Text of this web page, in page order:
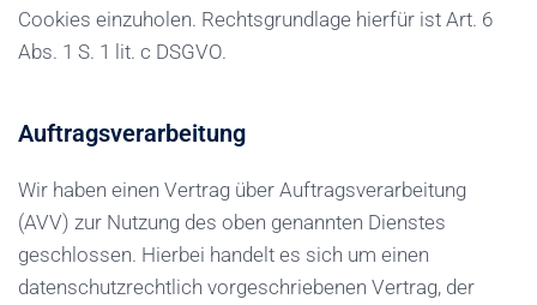
Cookies einzuholen. Rechtsgrundlage hierfür ist Art. 6
Abs. 1 S. 1 lit. c DSGVO.
Auftragsverarbeitung
Wir haben einen Vertrag über Auftragsverarbeitung
(AVV) zur Nutzung des oben genannten Dienstes
geschlossen. Hierbei handelt es sich um einen
datenschutzrechtlich vorgeschriebenen Vertrag, der